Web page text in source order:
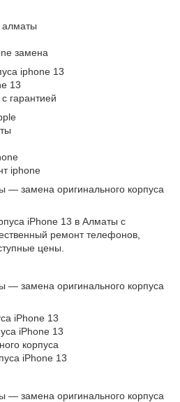
алматы
замена
iphone 13
13
гарантией
iphone
— замена оригинального корпуса
iPhone 13 в Алматы с
ремонт телефонов,
цены.
— замена оригинального корпуса
iPhone 13
iPhone 13
корпуса
iPhone 13
— замена оригинального корпуса